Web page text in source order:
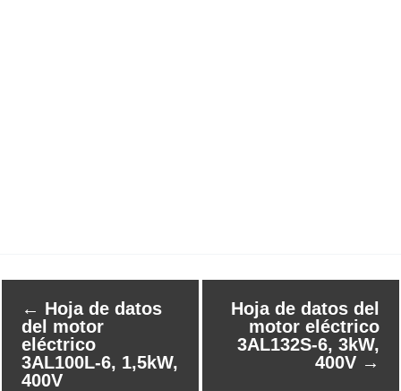
← Hoja de datos
del motor
eléctrico
3AL100L-6, 1,5kW,
400V
Hoja de datos del
motor eléctrico
3AL132S-6, 3kW,
400V →